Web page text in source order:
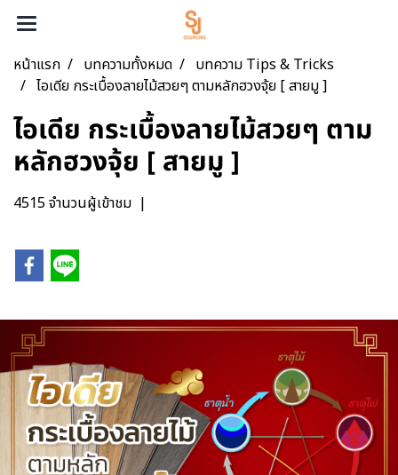
หน้าแรก บทความทั้งหมด
บทความ Tips & Tricks
ไอเดีย กระเบื้องลายไม้สวยๆ ตามหลักฮวงจุ้ย [ สายมู ]
ไอเดีย กระเบื้องลายไม้สวยๆ ตาม
หลักฮวงจุ้ย [ สายมู ]
4515 จำนวนผู้เข้าชม |